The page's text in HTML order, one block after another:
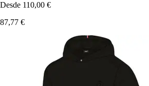
Desde 110,00 €
87,77 €